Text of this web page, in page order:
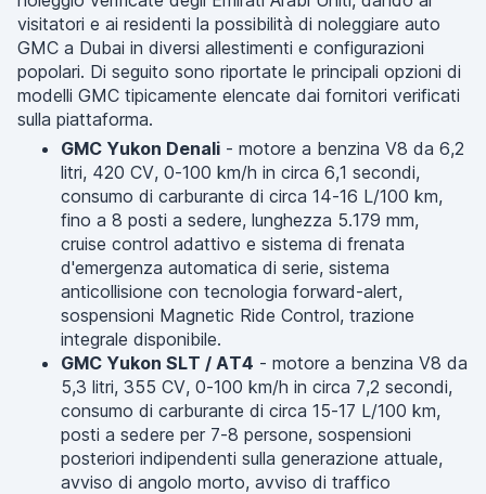
visitatori e ai residenti la possibilità di noleggiare auto
GMC a Dubai in diversi allestimenti e configurazioni
popolari. Di seguito sono riportate le principali opzioni di
modelli GMC tipicamente elencate dai fornitori verificati
sulla piattaforma.
GMC Yukon Denali - motore a benzina V8 da 6,2
litri, 420 CV, 0-100 km/h in circa 6,1 secondi,
consumo di carburante di circa 14-16 L/100 km,
fino a 8 posti a sedere, lunghezza 5.179 mm,
cruise control adattivo e sistema di frenata
d'emergenza automatica di serie, sistema
anticollisione con tecnologia forward-alert,
sospensioni Magnetic Ride Control, trazione
integrale disponibile.
GMC Yukon SLT / AT4 - motore a benzina V8 da
5,3 litri, 355 CV, 0-100 km/h in circa 7,2 secondi,
consumo di carburante di circa 15-17 L/100 km,
posti a sedere per 7-8 persone, sospensioni
posteriori indipendenti sulla generazione attuale,
avviso di angolo morto, avviso di traffico